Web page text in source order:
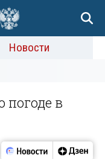
Новости
погоде в